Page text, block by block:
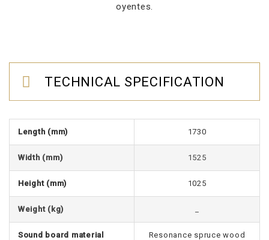
oyentes.
TECHNICAL SPECIFICATION
Length (mm) 1730
Width (mm) 1525
Height (mm) 1025
Weight (kg)
Sound board material Resonance spruce wood